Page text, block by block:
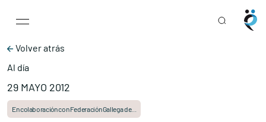
Main Navigation
Volver atrás
Al día
29 MAYO 2012
En colaboración con Federación Gallega de...